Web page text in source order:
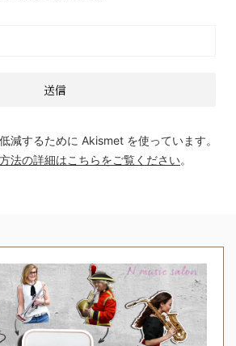
減するために Akismet を使っています。
法の詳細はこちらをご覧ください。